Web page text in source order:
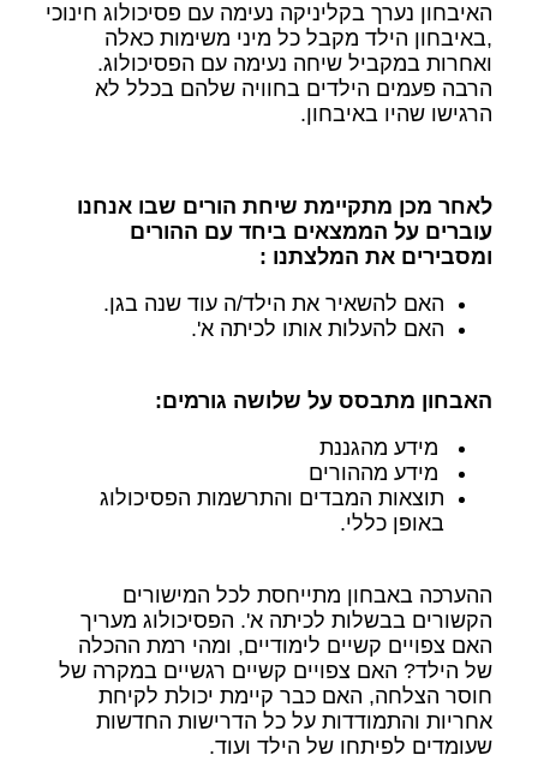
האיבחון נערך בקליניקה נעימה עם פסיכולוג חינוכי
,באיבחון הילד מקבל כל מיני משימות כאלה
ואחרות במקביל שיחה נעימה עם הפסיכולוג.
הרבה פעמים הילדים בחוויה שלהם בכלל לא
הרגישו שהיו באיבחון.
לאחר מכן מתקיימת שיחת הורים שבו אנחנו
עוברים על הממצאים ביחד עם ההורים
ומסבירים את המלצתנו :
האם להשאיר את הילד/ה עוד שנה בגן.
האם להעלות אותו לכיתה א'.
האבחון מתבסס על שלושה גורמים:
מידע מהגננת
מידע מההורים
תוצאות המבדים והתרשמות הפסיכולוג
באופן כללי.
ההערכה באבחון מתייחסת לכל המישורים
הקשורים בבשלות לכיתה א'. הפסיכולוג מעריך
האם צפויים קשיים לימודיים, ומהי רמת ההכלה
של הילד? האם צפויים קשיים רגשיים במקרה של
חוסר הצלחה, האם כבר קיימת יכולת לקיחת
אחריות והתמודדות על כל הדרישות החדשות
שעומדים לפיתחו של הילד ועוד.